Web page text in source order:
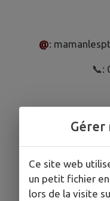
@:
📞:
Gérer
Ce site web
un petit fichier
lors de la visite